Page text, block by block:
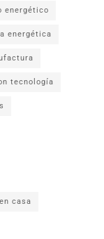
energético
energética
tecnología
casa